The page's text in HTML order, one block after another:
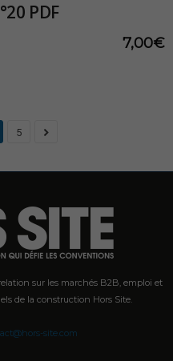
PDF
7,00€
5
sur les marchés B2B, emploi et
de la construction Hors Site.
site.com